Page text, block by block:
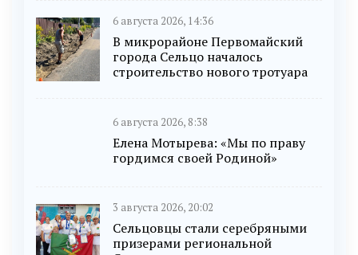
6 августа 2026, 14:36
В микрорайоне Первомайский
города Сельцо началось
строительство нового тротуара
6 августа 2026, 8:38
Елена Мотырева: «Мы по праву
гордимся своей Родиной»
3 августа 2026, 20:02
Сельцовцы стали серебряными
призерами региональной